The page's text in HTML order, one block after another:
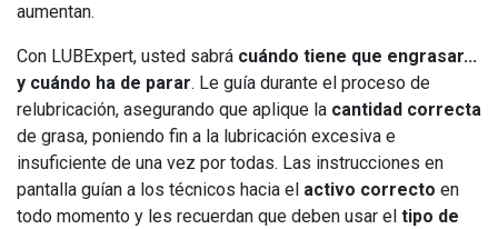
aumentan.
Con LUBExpert, usted sabrá cuándo tiene que engrasar...
y cuándo ha de parar. Le guía durante el proceso de
relubricación, asegurando que aplique la cantidad correcta
de grasa, poniendo fin a la lubricación excesiva e
insuficiente de una vez por todas. Las instrucciones en
pantalla guían a los técnicos hacia el activo correcto en
todo momento y les recuerdan que deben usar el tipo de